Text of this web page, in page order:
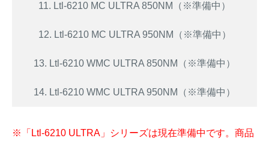
11. Ltl-6210 MC ULTRA 850NM（※準備中）
12. Ltl-6210 MC ULTRA 950NM（※準備中）
13. Ltl-6210 WMC ULTRA 850NM（※準備中）
14. Ltl-6210 WMC ULTRA 950NM（※準備中）
※「Ltl-6210 ULTRA」シリーズは現在準備中です。商品